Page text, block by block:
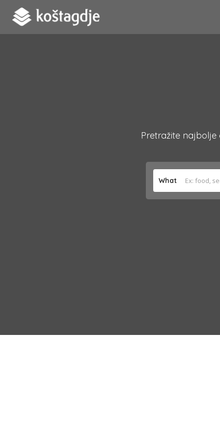
Pretražite najbolje
What